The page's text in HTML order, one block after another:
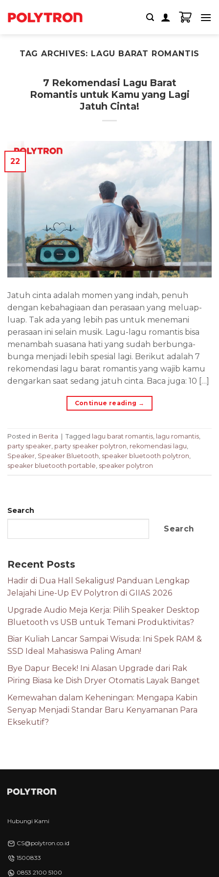
TAG ARCHIVES: LAGU BARAT ROMANTIS
7 Rekomendasi Lagu Barat
Romantis untuk Kamu yang Lagi
Jatuh Cinta!
22
Jatuh cinta adalah momen yang indah, penuh
dengan kebahagiaan dan perasaan yang meluap-
luap. Tak ada yang lebih pas untuk menemani
perasaan ini selain musik. Lagu-lagu romantis bisa
menambah suasana hati yang sudah berbunga-
bunga menjadi lebih spesial lagi. Berikut adalah 7
rekomendasi lagu barat romantis yang wajib kamu
dengarkan saat sedang jatuh cinta. Baca juga: 10 […]
Continue reading →
Posted in Berita Tagged lagu barat romantis, lagu romantis,
party speaker, party speaker polytron, rekomendasi lagu,
Speaker, Speaker Bluetooth, speaker bluetooth polytron,
speaker bluetooth portable, speaker polytron
Search
Search
Recent Posts
Hadir di Dua Hall Sekaligus! Panduan Lengkap
Jelajahi Line-Up EV Polytron di GIIAS 2026
Upgrade Audio Meja Kerja: Pilih Speaker Desktop
Bluetooth vs USB untuk Temani Produktivitas?
Biar Kuliah Lancar Sampai Wisuda: Ini Spek RAM &
SSD Ideal Mahasiswa Paling Aman!
Bye Dapur Becek! Ini Alasan Upgrade dari Rak
Piring Biasa ke Dish Dryer Otomatis Layak Banget
Kemewahan dalam Keheningan: Mengapa Kabin
Senyap Menjadi Standar Baru Kenyamanan Para
Eksekutif?
Hubungi Kami
CS@polytron.co.id
1500833
0853 2100 5100